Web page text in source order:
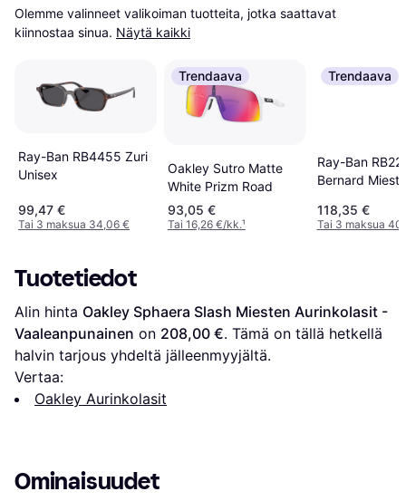
Olemme valinneet valikoiman tuotteita, jotka saattavat
kiinnostaa sinua. Näytä kaikki
Ray-Ban RB4455 Zuri
Unisex
99,47 €
Tai 3 maksua 34,06 €
Trendaava
Oakley Sutro Matte
White Prizm Road
93,05 €
Tai 16,26 €/kk.¹
Trendaava
Ray-Ban
Bernard
118,35 €
Tai 3 maksua
Tuotetiedot
Alin hinta Oakley Sphaera Slash Miesten Aurinkolasit -
Vaaleanpunainen on 208,00 €. Tämä on tällä hetkellä
halvin tarjous yhdeltä jälleenmyyjältä.
Vertaa:
Oakley Aurinkolasit
Ominaisuudet